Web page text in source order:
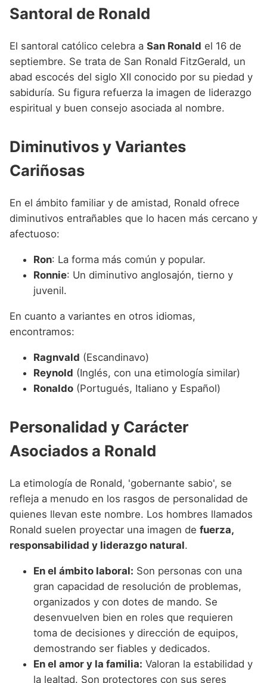
Santoral de Ronald
El santoral católico celebra a San Ronald el 16 de
septiembre. Se trata de San Ronald FitzGerald, un
abad escocés del siglo XII conocido por su piedad y
sabiduría. Su figura refuerza la imagen de liderazgo
espiritual y buen consejo asociada al nombre.
Diminutivos y Variantes
Cariñosas
En el ámbito familiar y de amistad, Ronald ofrece
diminutivos entrañables que lo hacen más cercano y
afectuoso:
Ron: La forma más común y popular.
Ronnie: Un diminutivo anglosajón, tierno y
juvenil.
En cuanto a variantes en otros idiomas,
encontramos:
Ragnvald (Escandinavo)
Reynold (Inglés, con una etimología similar)
Ronaldo (Portugués, Italiano y Español)
Personalidad y Carácter
Asociados a Ronald
La etimología de Ronald, 'gobernante sabio', se
refleja a menudo en los rasgos de personalidad de
quienes llevan este nombre. Los hombres llamados
Ronald suelen proyectar una imagen de fuerza,
responsabilidad y liderazgo natural.
En el ámbito laboral: Son personas con una
gran capacidad de resolución de problemas,
organizados y con dotes de mando. Se
desenvuelven bien en roles que requieren
toma de decisiones y dirección de equipos,
demostrando ser fiables y dedicados.
En el amor y la familia: Valoran la estabilidad y
la lealtad. Son protectores con sus seres